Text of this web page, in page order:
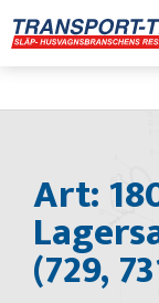
Art:
(729,